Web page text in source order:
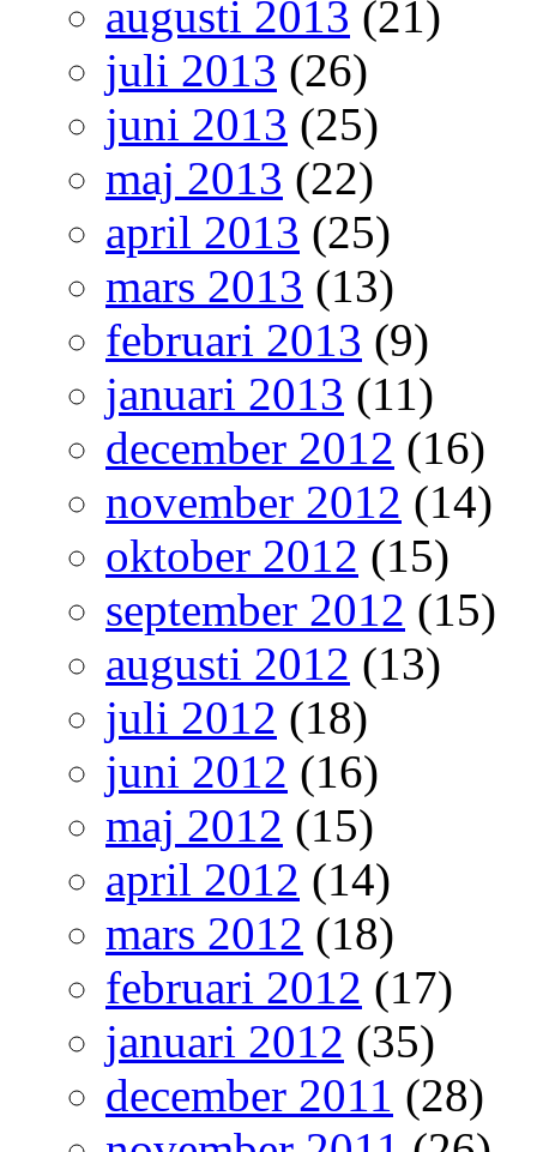
augusti 2013 (21)
juli 2013 (26)
juni 2013 (25)
maj 2013 (22)
april 2013 (25)
mars 2013 (13)
februari 2013 (9)
januari 2013 (11)
december 2012 (16)
november 2012 (14)
oktober 2012 (15)
september 2012 (15)
augusti 2012 (13)
juli 2012 (18)
juni 2012 (16)
maj 2012 (15)
april 2012 (14)
mars 2012 (18)
februari 2012 (17)
januari 2012 (35)
december 2011 (28)